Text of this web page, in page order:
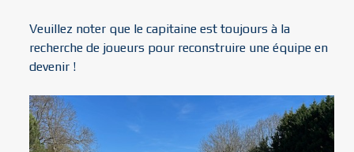
Veuillez noter que le capitaine est toujours à la
recherche de joueurs pour reconstruire une équipe en
devenir !